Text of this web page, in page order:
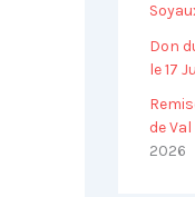
Don
le 17
de Val
2026